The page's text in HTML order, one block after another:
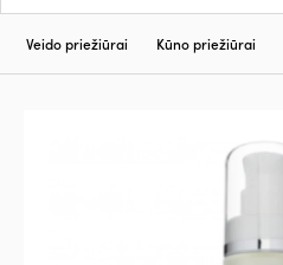
Veido priežiūrai Kūno priežiūrai